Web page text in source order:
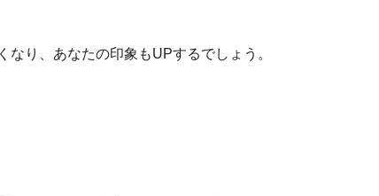
り、あなたの印象もUPするでしょう。